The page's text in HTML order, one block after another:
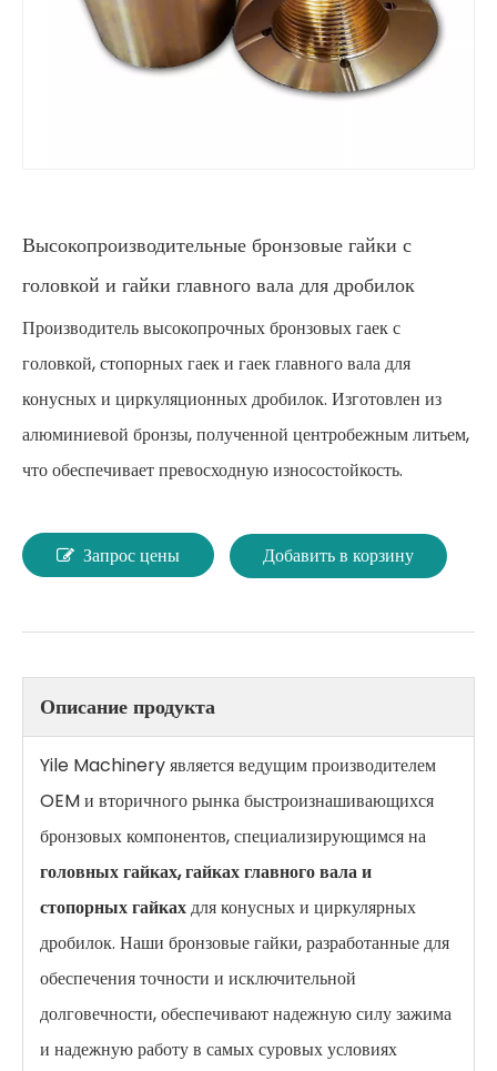
Высокопроизводительные бронзовые гайки с
головкой и гайки главного вала для дробилок
Производитель высокопрочных бронзовых гаек с
головкой, стопорных гаек и гаек главного вала для
конусных и циркуляционных дробилок. Изготовлен из
алюминиевой бронзы, полученной центробежным литьем,
что обеспечивает превосходную износостойкость.
Запрос цены Добавить в корзину
Описание продукта
Yile Machinery является ведущим производителем
OEM и вторичного рынка быстроизнашивающихся
бронзовых компонентов, специализирующимся на
головных гайках, гайках главного вала и
стопорных гайкахдля конусных и циркулярных
дробилок. Наши бронзовые гайки, разработанные для
обеспечения точности и исключительной
долговечности, обеспечивают надежную силу зажима
и надежную работу в самых суровых условиях